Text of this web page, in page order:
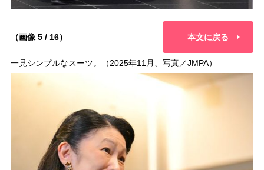
（画像 5 / 16） 本文に戻る
一見シンプルなスーツ。（2025年11月、写真／JMPA）